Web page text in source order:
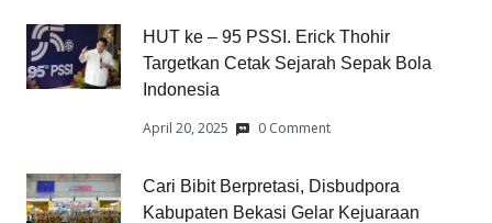
HUT ke – 95 PSSI. Erick Thohir
Targetkan Cetak Sejarah Sepak Bola
Indonesia
April 20, 2025 0 Comment
Cari Bibit Berpretasi, Disbudpora
Kabupaten Bekasi Gelar Kejuaraan